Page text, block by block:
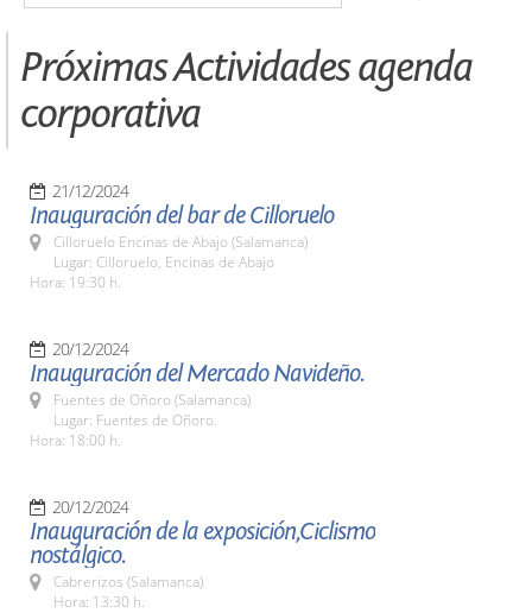
Próximas Actividades agenda
corporativa
21/12/2024
Inauguración del bar de Cilloruelo
Cilloruelo Encinas de Abajo (Salamanca)
Lugar: Cilloruelo, Encinas de Abajo
Hora: 19:30 h.
20/12/2024
Inauguración del Mercado Navideño.
Fuentes de Oñoro (Salamanca)
Lugar: Fuentes de Oñoro.
Hora: 18:00 h.
20/12/2024
Inauguración de la exposición,Ciclismo
nostálgico.
Cabrerizos (Salamanca)
Hora: 13:30 h.